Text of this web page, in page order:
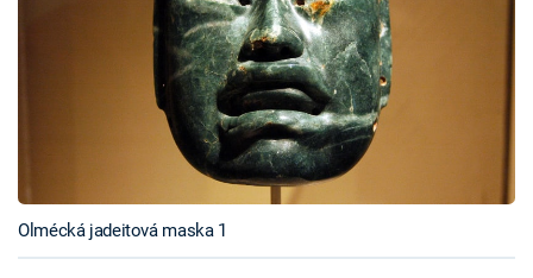
Olmécká jadeitová maska 1